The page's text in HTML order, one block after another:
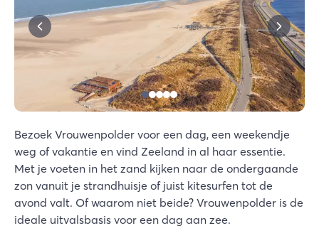
Bezoek Vrouwenpolder voor een dag, een weekendje
weg of vakantie en vind Zeeland in al haar essentie.
Met je voeten in het zand kijken naar de ondergaande
zon vanuit je strandhuisje of juist kitesurfen tot de
avond valt. Of waarom niet beide? Vrouwenpolder is de
ideale uitvalsbasis voor een dag aan zee.